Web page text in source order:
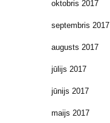
oktobris 2017
septembris 2017
augusts 2017
jūlijs 2017
jūnijs 2017
maijs 2017